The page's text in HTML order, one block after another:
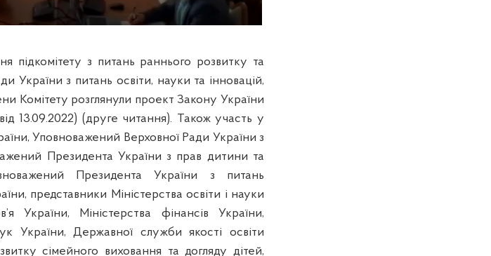
підкомітету з питань раннього розвитку та
України з питань освіти, науки та інновацій,
Комітету розглянули проект Закону України
13.09.2022) (друге читання). Також участь у
Уповноважений Верховної Ради України з
Президента України з прав дитини та
Президента України з питань
представники Міністерства освіти і науки
України, Міністерства фінансів України,
України,Державної служби якості освіти
сімейного виховання та догляду дітей,